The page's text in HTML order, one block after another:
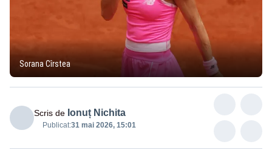
Sorana Cîrstea
Scris de Ionuț Nichita
Publicat:31 mai 2026, 15:01